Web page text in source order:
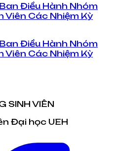
Ban Điều Hành Nhóm
Viên Các Nhiệm Kỳ
Ban Điều Hành Nhóm
Viên Các Nhiệm Kỳ
SINH VIÊN
Đại học UEH